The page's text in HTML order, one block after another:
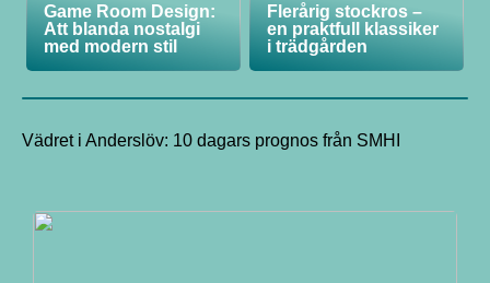
Game Room Design:
Att blanda nostalgi
med modern stil
Flerårig stockros –
en praktfull klassiker
i trädgården
Vädret i Anderslöv: 10 dagars prognos från SMHI